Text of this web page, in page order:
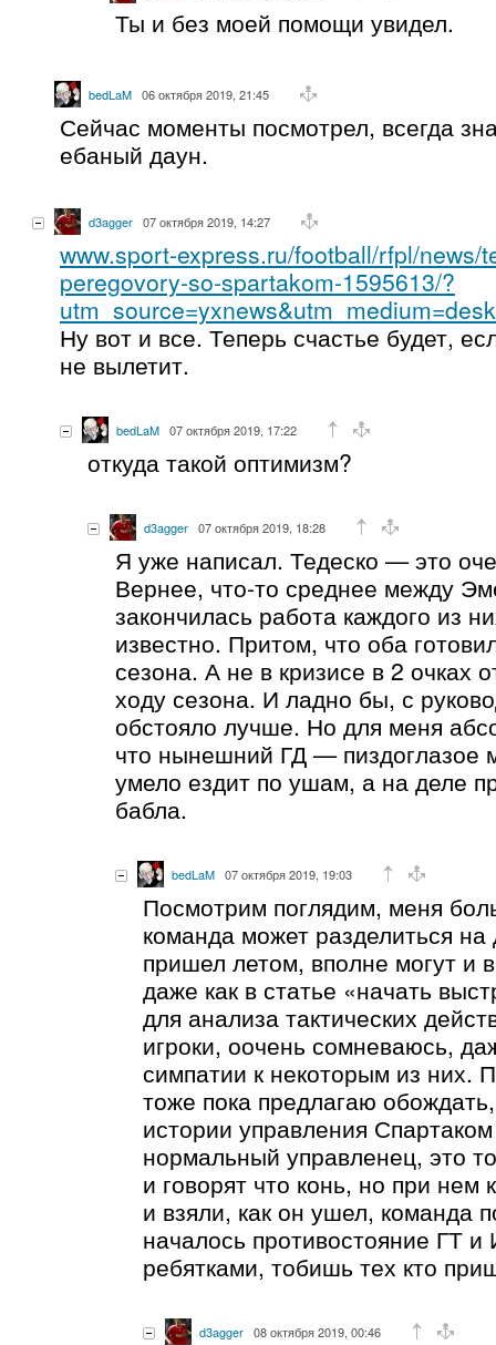
Ты и без моей помощи увидел.
bedLaM 06 октября 2019, 21:45
Сейчас моменты посмотрел, всегда
ебаный даун.
d3agger 07 октября 2019, 14:27
www.sport-express.ru/football/rfpl/news/
peregovory-so-spartakom-1595613/?
Ну вот и все. Теперь счастье будет,
не вылетит.
bedLaM 07 октября 2019, 17:22
откуда такой оптимизм?
d3agger 07 октября 2019, 18:28
Я уже написал. Тедеско — это
Вернее, что-то среднее между
закончилась работа каждого из
известно. Притом, что оба
сезона. А не в кризисе в 2 очках
ходу сезона. И ладно бы, с
обстояло лучше. Но для меня
что нынешний ГД — пиздоглазое
умело ездит по ушам, а на деле
бабла.
bedLaM 07 октября 2019, 19:03
Посмотрим поглядим, меня
команда может разделиться на
пришел летом, вполне могут и
даже как в статье «начать
для анализа тактических
игроки, оочень сомневаюсь,
симпатии к некоторым из них.
тоже пока предлагаю
истории управления
нормальный управленец, это
и говорят что конь, но при нем
и взяли, как он ушел, команда
началось противостояние ГТ
ребятками, тобишь тех кто
d3agger 08 октября 2019, 00:46